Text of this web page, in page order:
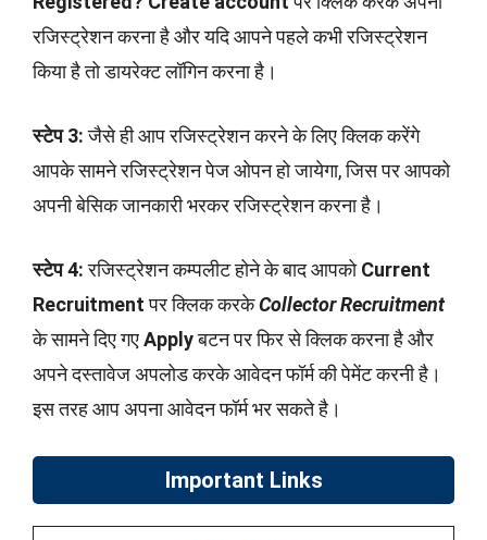
रजिस्ट्रेशन करना है और यदि आपने पहले कभी रजिस्ट्रेशन
किया है तो डायरेक्ट लॉगिन करना है।
स्टेप 3:जैसे ही आप रजिस्ट्रेशन करने के लिए क्लिक करेंगे
आपके सामने रजिस्ट्रेशन पेज ओपन हो जायेगा, जिस पर आपको
अपनी बेसिक जानकारी भरकर रजिस्ट्रेशन करना है।
स्टेप 4:रजिस्ट्रेशन कम्पलीट होने के बाद आपकोCurrent
Recruitmentपर क्लिक करकेCollector Recruitment
के सामने दिए गएApplyबटन पर फिर से क्लिक करना है और
अपने दस्तावेज अपलोड करके आवेदन फॉर्म की पेमेंट करनी है।
इस तरह आप अपना आवेदन फॉर्म भर सकते है।
Important Links